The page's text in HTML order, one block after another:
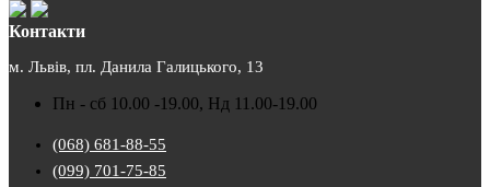
Контакти
м. Львів, пл. Данила Галицького, 13
Пн - сб 10.00 -19.00, Нд 11.00-19.00
(068) 681-88-55
(099) 701-75-85